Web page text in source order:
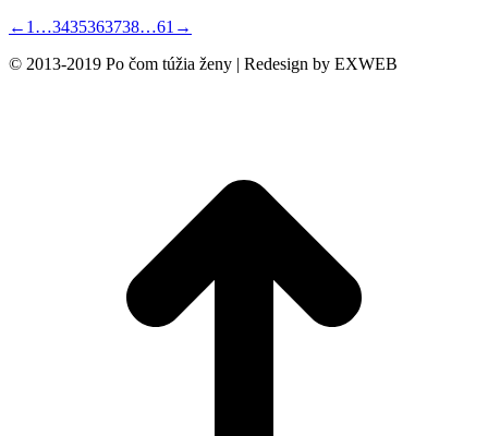
← 1 …3435363738…61 →
© 2013-2019 Po čom túžia ženy | Redesign by EXWEB